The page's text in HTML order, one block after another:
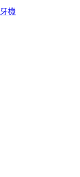
機